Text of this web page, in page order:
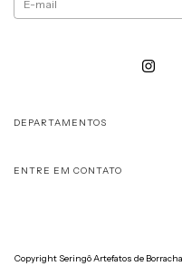
DEPARTAMENTOS
ENTRE EM CONTATO
Copyright Seringô Artefatos de